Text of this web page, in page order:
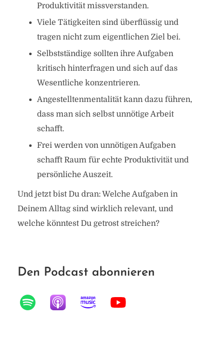
Produktivität missverstanden.
Viele Tätigkeiten sind überflüssig und
tragen nicht zum eigentlichen Ziel bei.
Selbstständige sollten ihre Aufgaben
kritisch hinterfragen und sich auf das
Wesentliche konzentrieren.
Angestelltenmentalität kann dazu führen,
dass man sich selbst unnötige Arbeit
schafft.
Frei werden von unnötigen Aufgaben
schafft Raum für echte Produktivität und
persönliche Auszeit.
Und jetzt bist Du dran: Welche Aufgaben in
Deinem Alltag sind wirklich relevant, und
welche könntest Du getrost streichen?
Den Podcast abonnieren